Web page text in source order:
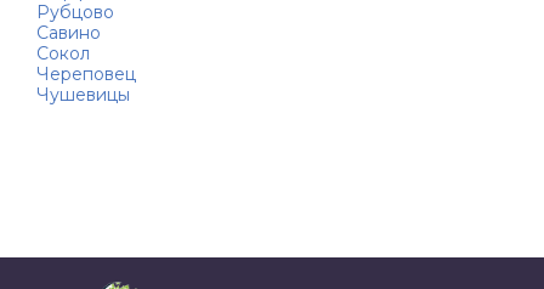
Рубцово
Савино
Сокол
Череповец
Чушевицы